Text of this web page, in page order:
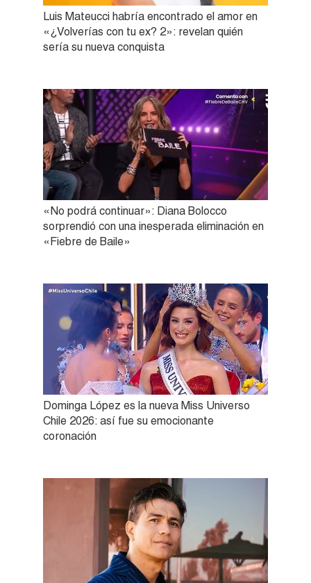
Luis Mateucci habría encontrado el amor en
«¿Volverías con tu ex? 2»: revelan quién
sería su nueva conquista
«No podrá continuar»: Diana Bolocco
sorprendió con una inesperada eliminación en
«Fiebre de Baile»
Dominga López es la nueva Miss Universo
Chile 2026: así fue su emocionante
coronación